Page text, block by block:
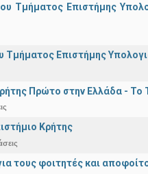
Τμήματος Επιστήμης
Επιστήμης
Πρώτο στην Ελλάδα -
Κρήτης
τους φοιτητές και